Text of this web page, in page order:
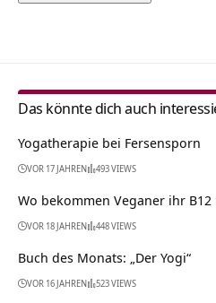
Das könnte dich auch
Yogatherapie bei Fersensporn
VOR 17 JAHREN 493 VIEWS
Wo bekommen Veganer ihr B12
VOR 18 JAHREN 448 VIEWS
Buch des Monats: „Der Yogi“
VOR 16 JAHREN 523 VIEWS